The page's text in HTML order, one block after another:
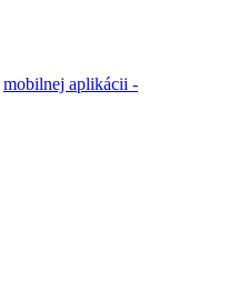
mobilnej aplikácii -